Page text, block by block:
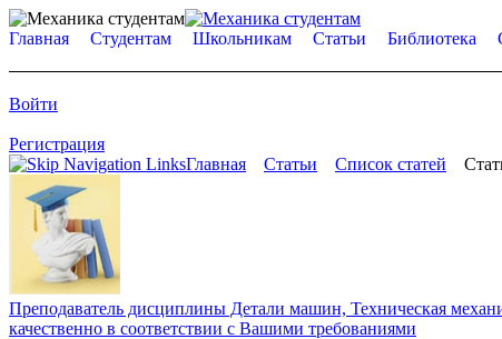
Главная Студентам Школьникам Статьи Библиотека
Войти
Регистрация
Главная
Статьи Список статей
Преподаватель дисциплины Детали машин, Техническая
качественно в соответствии с Вашими требованиями